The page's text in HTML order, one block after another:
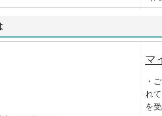
マ
・
れ
を